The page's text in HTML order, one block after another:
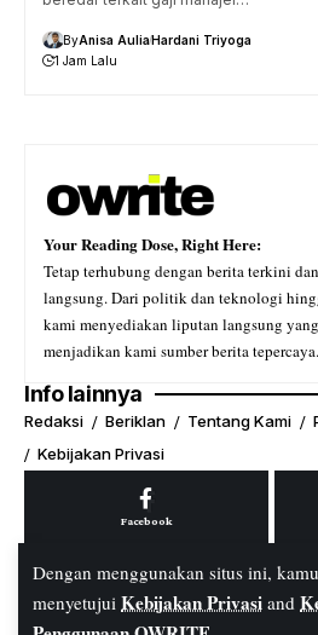
Dengan menggunakan situs ini, kamu
menyetujui Kebijakan Privasi and
ByAnisa AuliaHardani Triyoga
1 Jam Lalu
Your Reading Dose, Right Here:
Tetap terhubung dengan berita terkini
langsung. Dari politik dan teknologi
kami menyediakan liputan langsung
menjadikan kami sumber berita tepercaya.
Info lainnya
Redaksi Beriklan Tentang Kami
Kebijakan Privasi
Facebook
Youtube